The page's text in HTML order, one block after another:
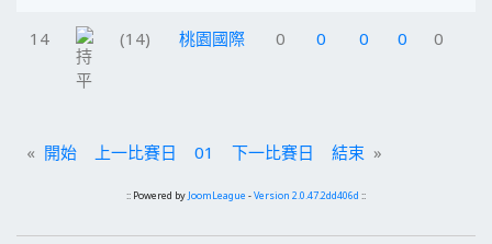
14 (14) 桃園國際 0 0 0 0 0
« 開始 上一比賽日 01 下一比賽日 結束 »
:: Powered by JoomLeague -Version 2.0.47.2dd406d ::